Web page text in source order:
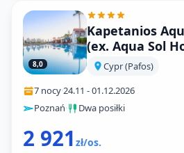
8,0
Kapetanios
(ex. Aqua Sol
Village)
Cypr (Pafos)
7 nocy·24.11 -01.12.2026
Poznań· Dwa posiłki
2 921 zł/os.